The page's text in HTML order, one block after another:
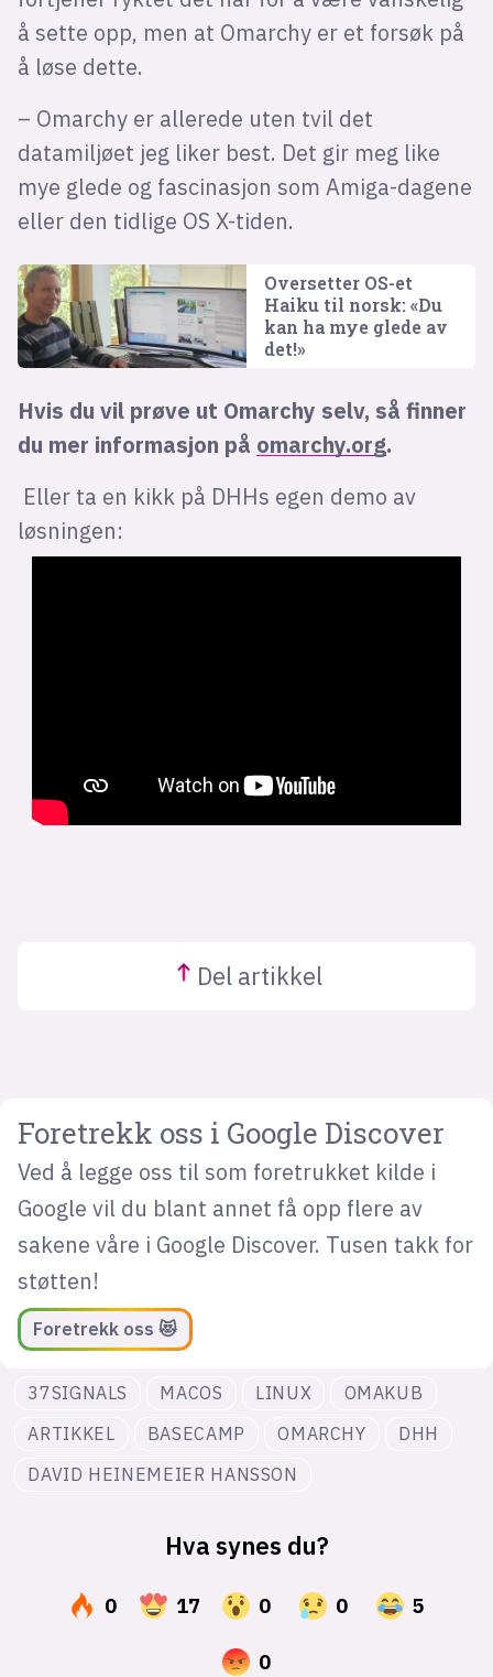
å sette opp, men at Omarchy er et forsøk på
å løse dette.
– Omarchy er allerede uten tvil det
datamiljøet jeg liker best. Det gir meg like
mye glede og fascinasjon som Amiga-dagene
eller den tidlige OS X-tiden.
Oversetter OS-et
Haiku til norsk: «Du
kan ha mye glede av
det!»
Hvis du vil prøve ut Omarchy selv, så finner
du mer informasjon på omarchy.org.
Eller ta en kikk på DHHs egen demo av
løsningen:
Del artikkel
Foretrekk oss i Google Discover
Ved å legge oss til som foretrukket kilde i
Google vil du blant annet få opp flere av
sakene våre i Google Discover. Tusen takk for
støtten!
Foretrekk oss 😻
37SIGNALS MACOS LINUX
OMAKUB
ARTIKKEL
BASECAMP OMARCHY
DHH
DAVID HEINEMEIER HANSSON